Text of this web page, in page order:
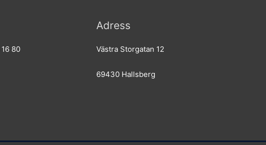
80
Adress
Västra Storgatan 12
69430 Hallsberg